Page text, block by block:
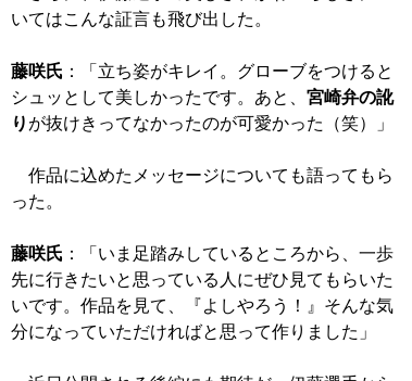
いてはこんな証言も飛び出した。
藤咲氏 ：「立ち姿がキレイ。グローブをつけると
シュッとして美しかったです。あと、 宮崎弁の訛
り が抜けきってなかったのが可愛かった（笑）」
作品に込めたメッセージについても語ってもら
った。
藤咲氏 ：「いま足踏みしているところから、一歩
先に行きたいと思っている人にぜひ見てもらいた
いです。作品を見て、『よしやろう！』そんな気
分になっていただければと思って作りました」